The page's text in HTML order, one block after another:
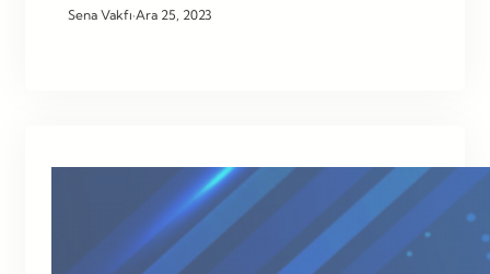
Sena Vakfı·Ara 25, 2023